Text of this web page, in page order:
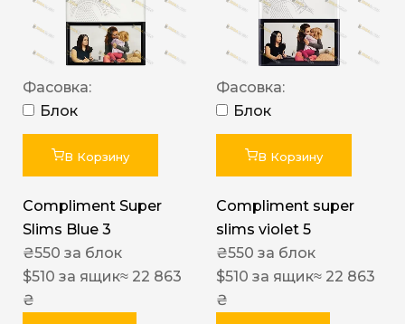
Фасовка:
Блок
В Корзину
Compliment Super
Slims Blue 3
₴550 за блок
$510 за ящик≈ 22 863
₴
Фасовка:
Блок
В Корзину
Compliment super
slims violet 5
₴550 за блок
$510 за ящик≈ 22 863
₴